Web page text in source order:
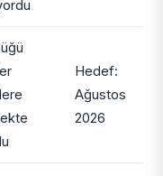
Hedef:
Ağustos
2026